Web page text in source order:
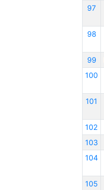
97
98
99
100
101
102
103
104
105